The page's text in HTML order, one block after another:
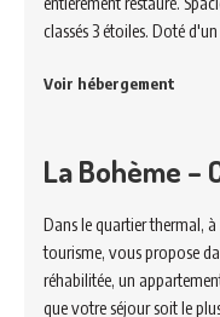
classés 3 étoiles. Doté
Voir hébergement
La Bohème –
Dans le quartier thermal,
tourisme, vous propose
réhabilitée, un
que votre séjour soit le